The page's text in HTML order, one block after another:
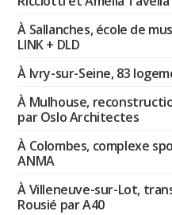
À Sallanches, école de
LINK + DLD
À Ivry-sur-Seine, 83
À Mulhouse,
par Oslo Architectes
À Colombes, complexe
ANMA
À Villeneuve-sur-Lot,
Rousié par A40